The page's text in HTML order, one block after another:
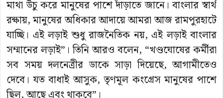
মাথা উঁচু করে মানুষের পাশে দাঁড়াতে জানে। বাংলার স্বার্থ
রক্ষায়, মানুষের অধিকার আদায়ে আমরা আজ রামপুরহাটে
যাচ্ছি। এই লড়াই শুধু রাজনৈতিক নয়, এই লড়াই বাংলার
সম্মানের লড়াই”। তিনি আরও বলেন, “খণ্ডঘোষের কর্মীরা
সব সময় দলনেত্রীর ডাকে সাড়া দিয়েছে, আগামীতেও
দেবে। যত বাধাই আসুক, তৃণমূল কংগ্রেস মানুষের পাশে